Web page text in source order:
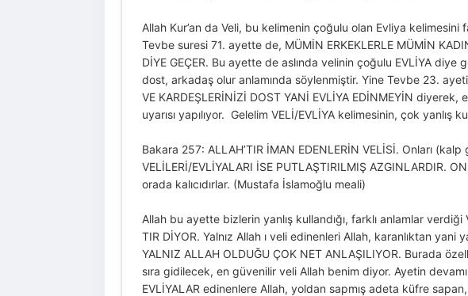
Allah Kur’an da Veli, bu kelimenin çoğulu olan Evliya kelimesini
Tevbe suresi 71. ayette de, MÜMİN ERKEKLERLE MÜMİN
DİYE GEÇER. Bu ayette de aslında velinin çoğulu EVLİYA
dost, arkadaş olur anlamında söylenmiştir. Yine Tevbe 23.
VE KARDEŞLERİNİZİ DOST YANİ EVLİYA EDİNMEYİN
uyarısı yapılıyor. Gelelim VELİ/EVLİYA kelimesinin, çok
Bakara 257: ALLAH’TIR İMAN EDENLERİN VELİSİ. Onları
VELİLERİ/EVLİYALARI İSE PUTLAŞTIRILMIŞ AZGINLARDIR.
orada kalıcıdırlar. (Mustafa İslamoğlu meali)
Allah bu ayette bizlerin yanlış kullandığı, farklı anlamlar
TIR DİYOR. Yalnız Allah ı veli edinenleri Allah, karanlıktan yani
YALNIZ ALLAH OLDUĞU ÇOK NET ANLAŞILIYOR. Burada
sıra gidilecek, en güvenilir veli Allah benim diyor. Ayetin
EVLİYALAR edinenlere Allah, yoldan sapmış adeta küfre